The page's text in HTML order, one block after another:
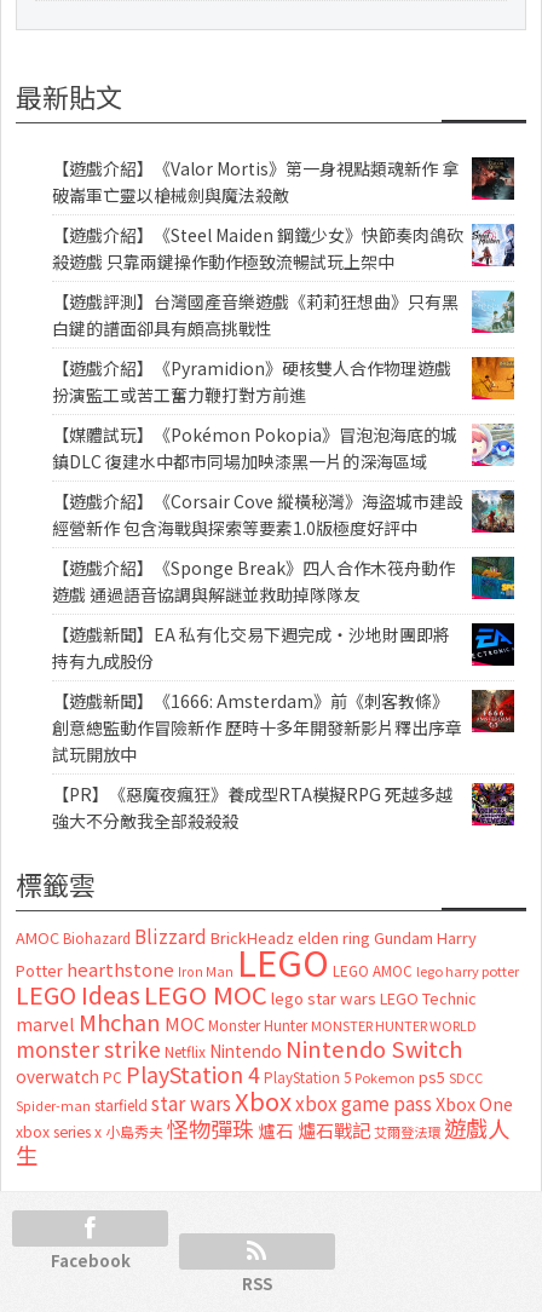
最新貼文
【遊戲介紹】《Valor Mortis》第一身視點類魂新作 拿
破崙軍亡靈以槍械劍與魔法殺敵
【遊戲介紹】《Steel Maiden 鋼鐵少女》快節奏肉鴿砍
殺遊戲 只靠兩鍵操作動作極致流暢試玩上架中
【遊戲評測】台灣國產音樂遊戲《莉莉狂想曲》只有黑
白鍵的譜面卻具有頗高挑戰性
【遊戲介紹】《Pyramidion》硬核雙人合作物理遊戲
扮演監工或苦工奮力鞭打對方前進
【媒體試玩】《Pokémon Pokopia》冒泡泡海底的城
鎮DLC 復建水中都市同場加映漆黑一片的深海區域
【遊戲介紹】《Corsair Cove 縱橫秘灣》海盜城市建設
經營新作 包含海戰與探索等要素1.0版極度好評中
【遊戲介紹】《Sponge Break》四人合作木筏舟動作
遊戲 通過語音協調與解謎並救助掉隊隊友
【遊戲新聞】EA 私有化交易下週完成・沙地財團即將
持有九成股份
【遊戲新聞】《1666: Amsterdam》前《刺客教條》
創意總監動作冒險新作 歷時十多年開發新影片釋出序章
試玩開放中
【PR】《惡魔夜瘋狂》養成型RTA模擬RPG 死越多越
強大不分敵我全部殺殺殺
標籤雲
AMOC Biohazard Blizzard BrickHeadz elden ring Gundam Harry
Potter hearthstone Iron Man LEGO LEGO AMOC lego harry potter
LEGO Ideas LEGO MOC lego star wars LEGO Technic
marvel Mhchan MOC Monster Hunter MONSTER HUNTER WORLD
monster strike Netflix Nintendo Nintendo Switch
overwatch PC PlayStation 4 PlayStation 5 Pokemon ps5 SDCC
Spider-man starfield star warsXboxxbox game passXbox One
xbox series x 小島秀夫怪物彈珠 爐石 爐石戰記艾爾登法環 遊戲人
生
Facebook
RSS